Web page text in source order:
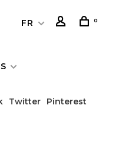
FR 0
Twitter Pinterest